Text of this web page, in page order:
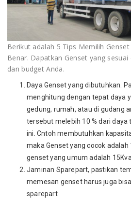
Berikut adalah 5 Tips Memilih
Benar. Dapatkan Genset yang
dan budget Anda.
Daya Genset yang dibutuhkan.
menghitung dengan tepat daya
gedung, rumah, atau di gudang
tersebut melebih 10 % dari
ini. Cntoh membutuhkan
maka Genset yang cocok
genset yang umum adalah 15Kva
Jaminan Sparepart, pastikan
memesan genset harus juga
sparepart